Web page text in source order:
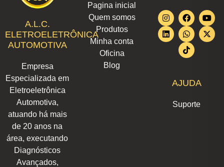
A.L.C.
ELETROELETRÔNICA
AUTOMOTIVA
Empresa
Especializada em
Eletroeletrônica
Automotiva,
atuando há mais
de 20 anos na
área, executando
Diagnósticos
Avançados,
Pagina inicial
Quem somos
Produtos
Minha conta
Oficina
Blog
I
n
s
t
F
a
c
e
b
o
Y
o
u
t
L
i
n
k
W
h
a
t
s
a
X
-
t
w
T
i
k
t
o
k
AJUDA
Suporte